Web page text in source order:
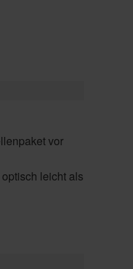
vor
leicht als